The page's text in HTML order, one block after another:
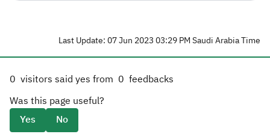
Last Update: 07 Jun 2023 03:29 PM Saudi Arabia Time
0 visitors said yes from 0 feedbacks
Was this page useful?
Yes
No